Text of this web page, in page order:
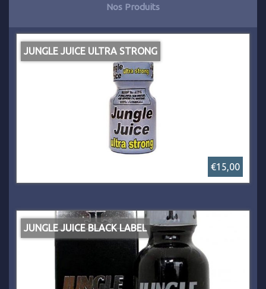
Nos Produits
JUNGLE JUICE ULTRA STRONG
€15,00
JUNGLE JUICE BLACK LABEL